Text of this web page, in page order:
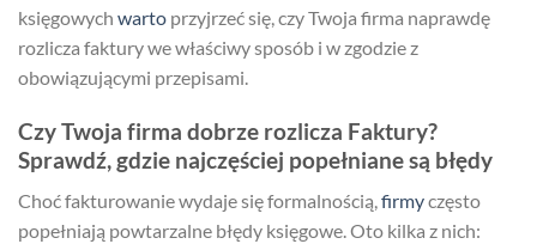
księgowych warto przyjrzeć się, czy Twoja firma naprawdę
rozlicza faktury we właściwy sposób i w zgodzie z
obowiązującymi przepisami.
Czy Twoja firma dobrze rozlicza Faktury?
Sprawdź, gdzie najczęściej popełniane są błędy
Choć fakturowanie wydaje się formalnością,firmyczęsto
popełniają powtarzalne błędy księgowe. Oto kilka z nich: